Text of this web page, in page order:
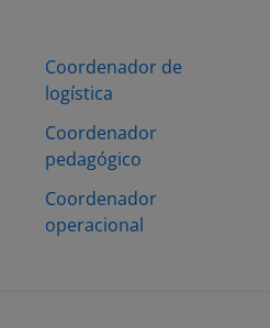
Coordenador de
logística
Coordenador
pedagógico
Coordenador
operacional